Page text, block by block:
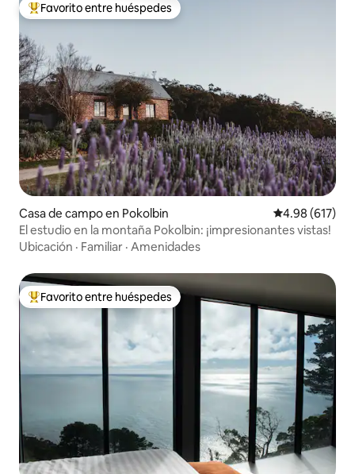
De los mejores en Favorito entre huéspedes
Favorito entre huéspedes
Casa de campo en Pokolbin Calificación
4.98 (617)
El estudio en la montaña Pokolbin: ¡impresionantes vistas!
Ubicación · Familiar · Amenidades
De los mejores en Favorito entre huéspedes
Favorito entre huéspedes